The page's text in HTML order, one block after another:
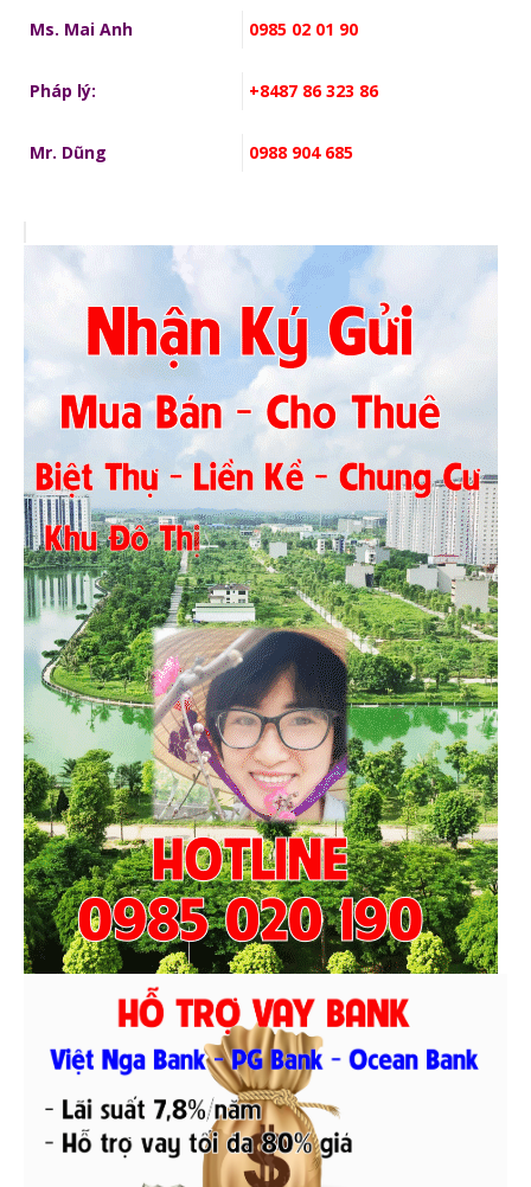
Ms. Mai Anh 0985 02 01 90
Pháp lý: +8487 86 323 86
Mr. Dũng 0988 904 685